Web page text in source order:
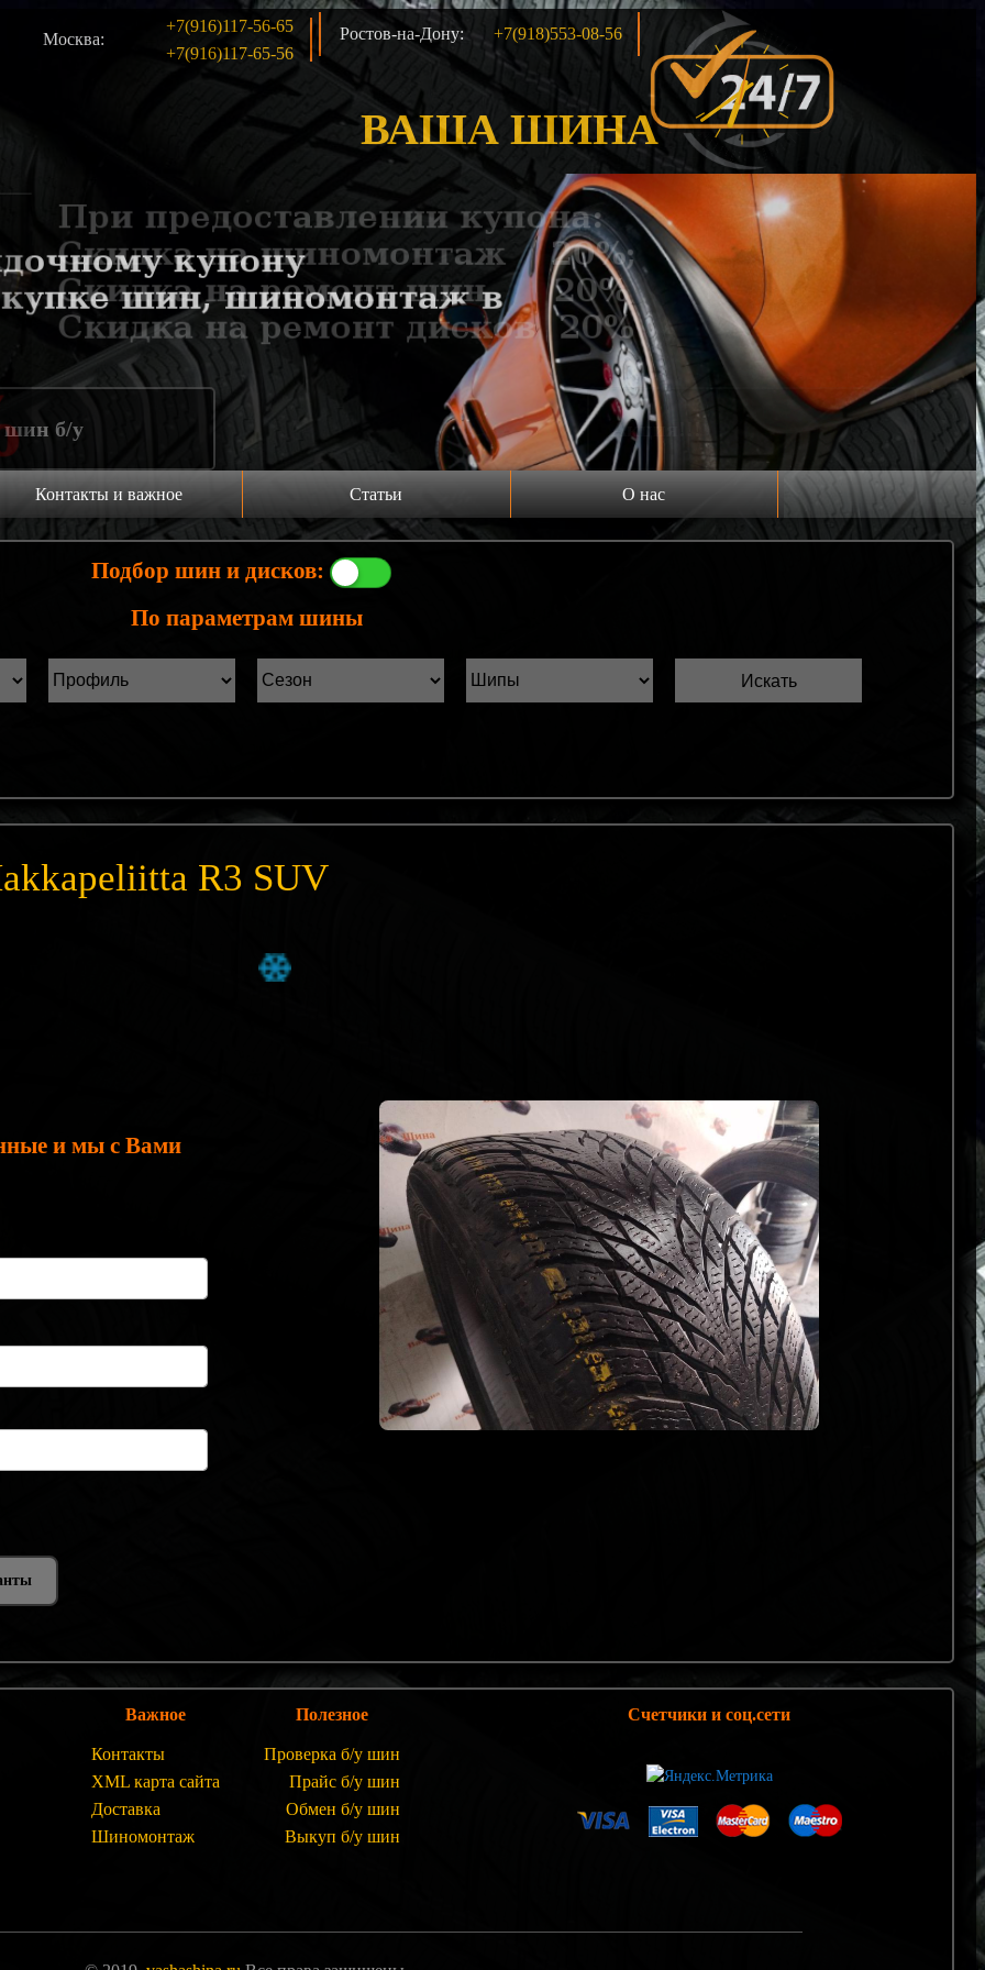
Москва:
+7(916)117-56-65
+7(916)117-65-56
Ростов-на-Дону: +7(918)553-08-56
ВАША ШИНА
Продажа шин
Контакты и важное
главную
Статьи
Производители шин
Статьи Лист1
Статьи Лист2
О нас
Выкуп шин Б/У
Подбор шин и дисков:
По параметрам шины
R3 SUV
и мы с Вами
Важное
Контакты
XML карта сайта
Доставка
Шиномонтаж
Полезное
Проверка б/у шин
Прайс б/у шин
Обмен б/у шин
Выкуп б/у шин
Счетчики и соц.сети